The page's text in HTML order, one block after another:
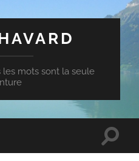
les mots sont la seule
Toggle